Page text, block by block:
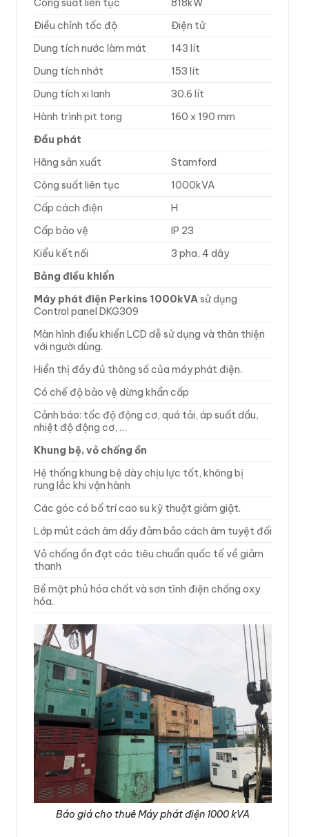
Công suất liên tục
818kW
Điều chỉnh tốc độ
Điện tử
Dung tích nước làm mát
143 lít
Dung tích nhớt
153 lít
Dung tích xi lanh
30.6 lít
Hành trình pit tong
160 x 190 mm
Đầu phát
Hãng sản xuất
Stamford
Công suất liên tục
1000kVA
Cấp cách điện
H
Cấp bảo vệ
IP 23
Kiểu kết nối
3 pha, 4 dây
Bảng điều khiển
Máy phát điện Perkins 1000kVAsử dụng
Control panel DKG309
Màn hình điểu khiển LCD dễ sử dụng và thân thiện
với người dùng.
Hiển thị đầy đủ thông số của máy phát điện.
Có chế độ bảo vệ dừng khẩn cấp
Cảnh báo: tốc độ động cơ, quá tải, áp suất dầu,
nhiệt độ động cơ, …
Khung bệ, vỏ chống ồn
Hệ thống khung bệ dày chịu lực tốt, không bị
rung lắc khi vận hành
Các góc có bố trí cao su kỹ thuật giảm giật.
Lớp mút cách âm dầy đảm bảo cách âm tuyệt đối
Vỏ chống ồn đạt các tiêu chuẩn quốc tế về giảm
thanh
Bề mặt phủ hóa chất và sơn tĩnh điện chống oxy
hóa.
Báo giá cho thuê Máy phát điện 1000 kVA